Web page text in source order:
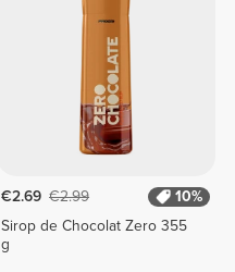
€2.69 €2.99
10%
Sirop de Chocolat Zero 355
g